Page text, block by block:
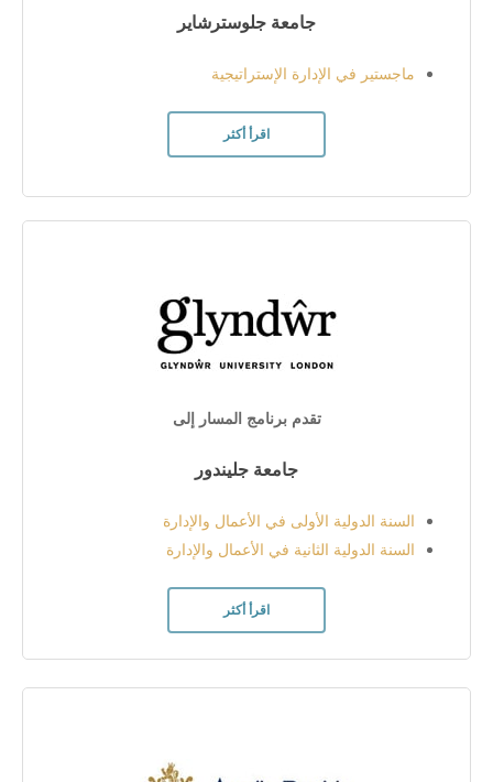
جامعة جلوسترشاير
ماجستير في الإدارة الإستراتيجية
اقرأ أكثر
تقدم برنامج المسار إلى
جامعة جليندور
السنة الدولية الأولى في الأعمال والإدارة
السنة الدولية الثانية في الأعمال والإدارة
اقرأ أكثر